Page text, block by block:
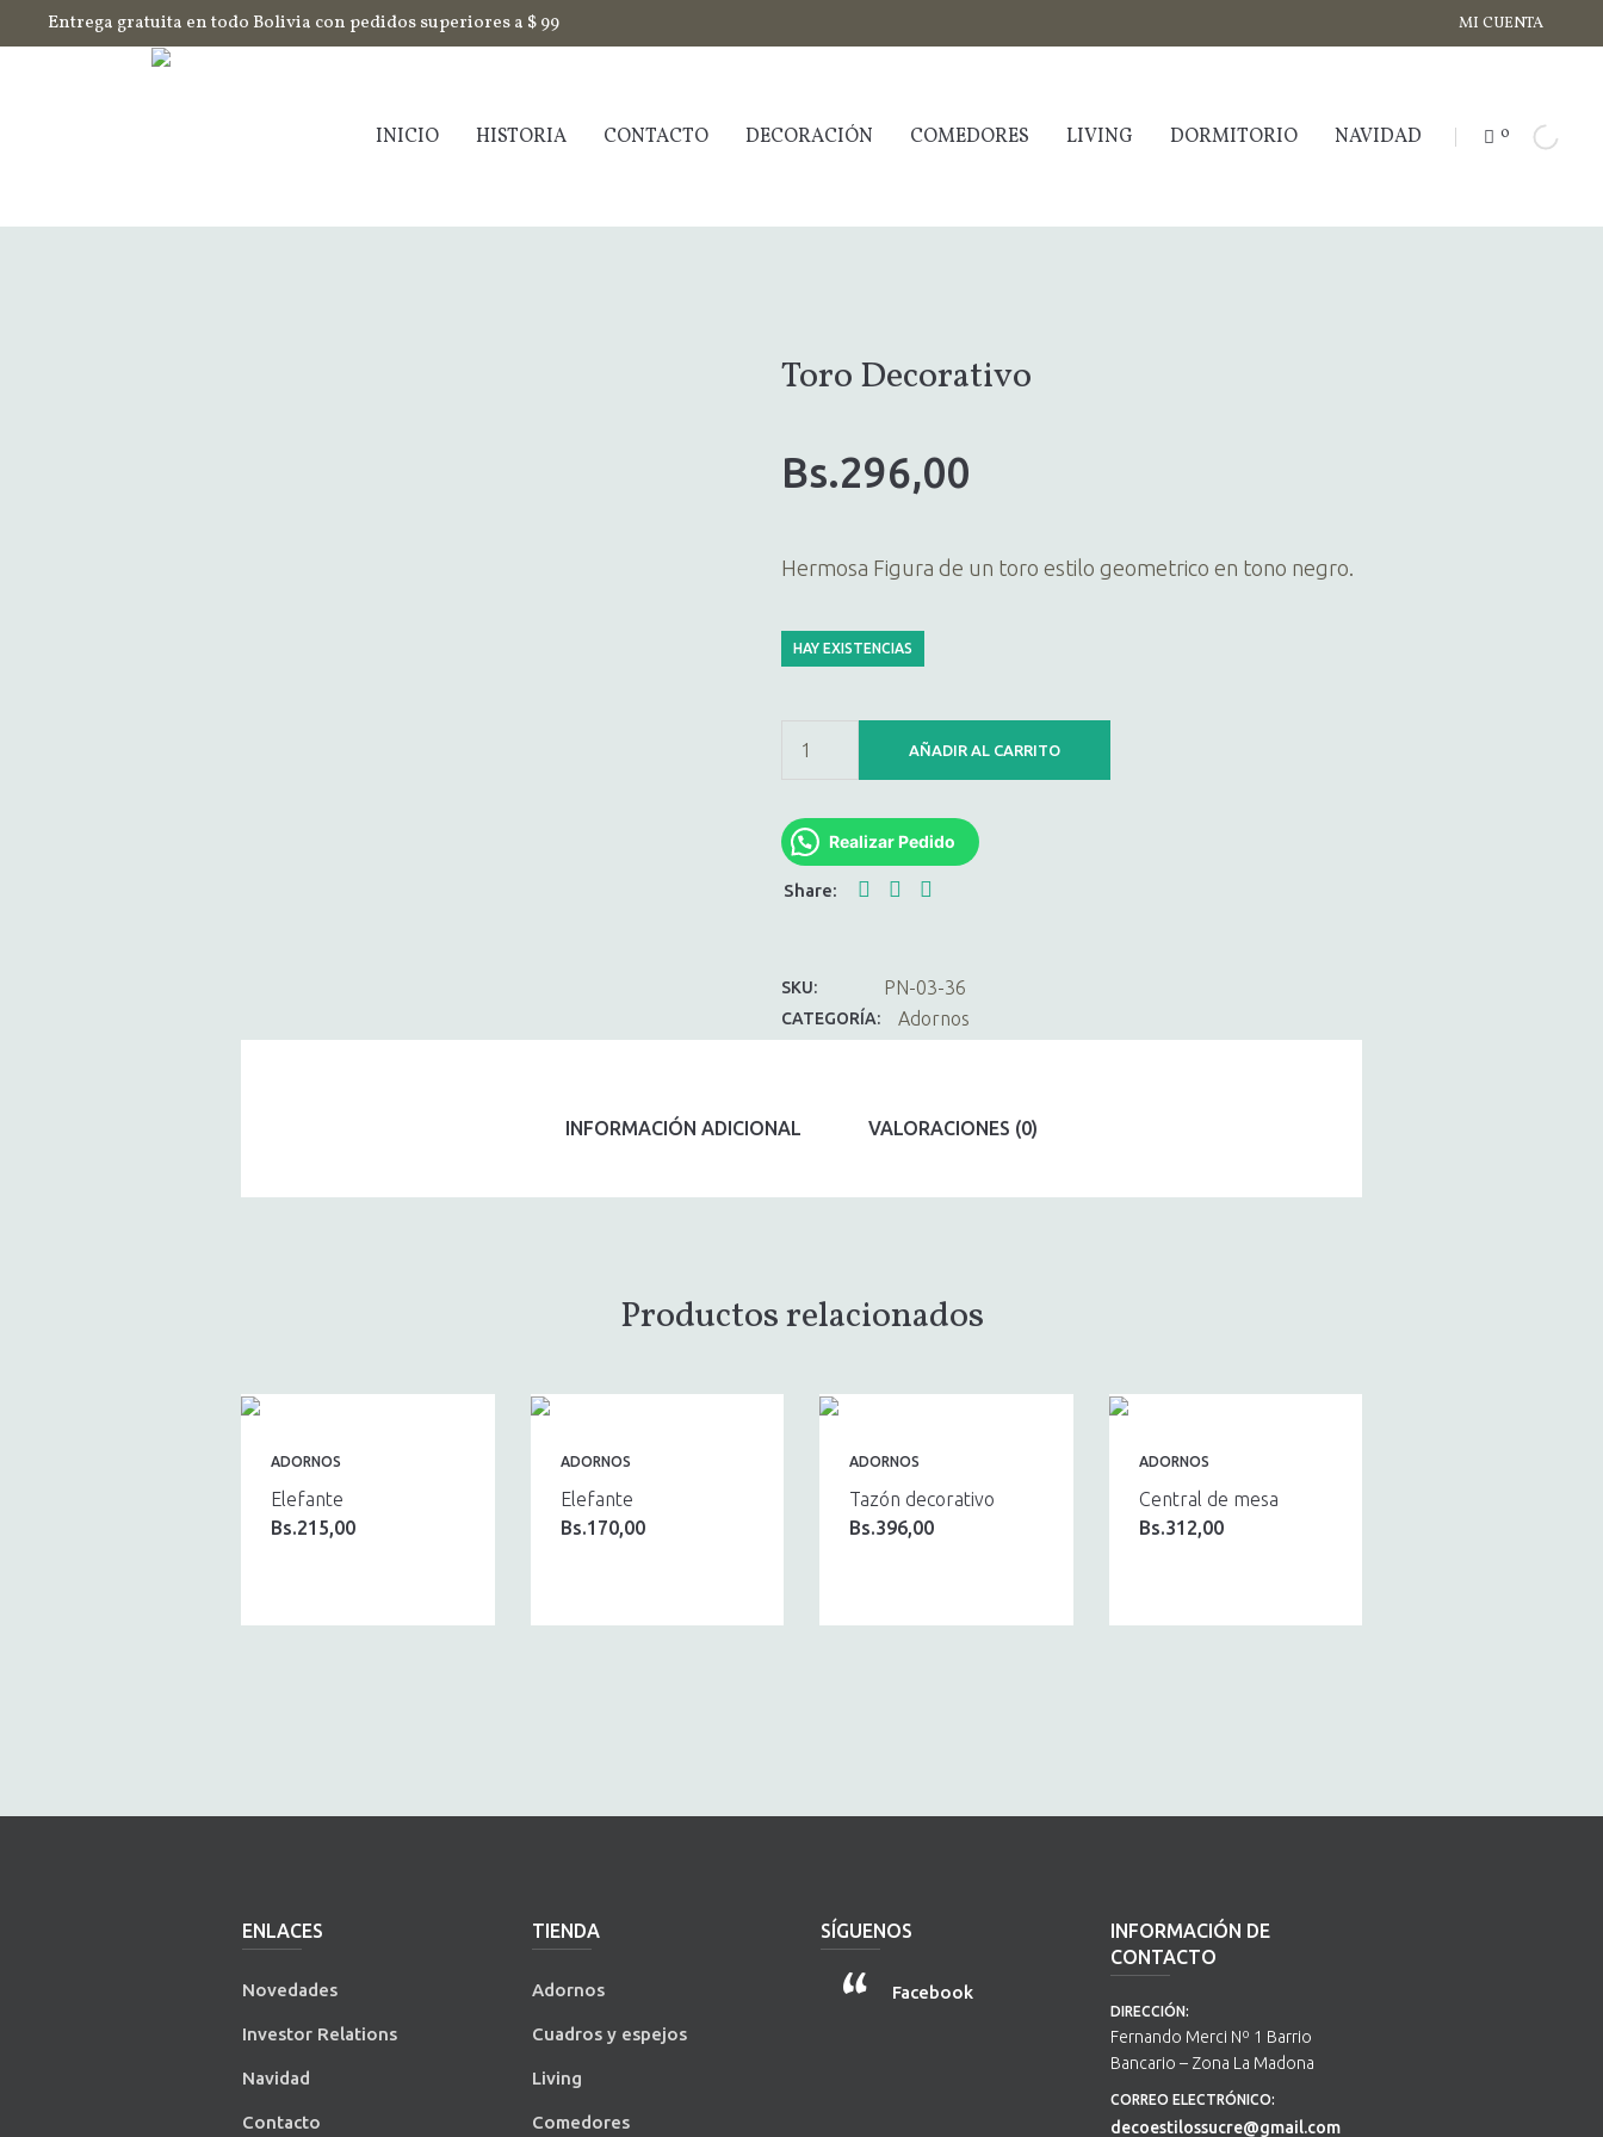
MI CUENTA
Entrega gratuita en todo Bolivia con pedidos superiores a $ 99
0
INICIO HISTORIA CONTACTO DECORACIÓN COMEDORES LIVING DORMITORIO NAVIDAD
Toro Decorativo
Bs.296,00
Hermosa Figura de un toro estilo geometrico en tono negro.
HAY EXISTENCIAS
AÑADIR AL CARRITO
Realizar Pedido
SKU: PN-03-36
CATEGORÍA: Adornos
INFORMACIÓN ADICIONAL VALORACIONES (0)
Productos relacionados
ADORNOS
Elefante
Bs.215,00
ADORNOS
Elefante
Bs.170,00
ADORNOS
Tazón decorativo
Bs.396,00
ADORNOS
Central de mesa
Bs.312,00
ENLACES
Novedades
Investor Relations
Navidad
Contacto
TIENDA
Adornos
Cuadros y espejos
Living
Comedores
SÍGUENOS
Facebook
INFORMACIÓN DE
CONTACTO
DIRECCIÓN:
Fernando Merci Nº 1 Barrio
Bancario – Zona La Madona
CORREO ELECTRÓNICO:
decoestilossucre@gmail.com